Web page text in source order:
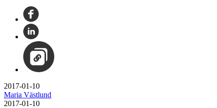
2017-01-10
Maria Västlund
2017-01-10